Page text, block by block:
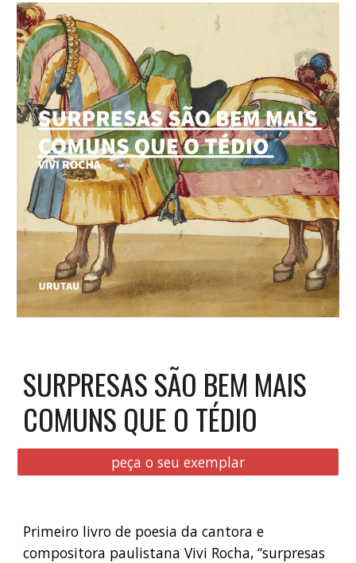
SURPRESAS SÃO BEM MAIS
COMUNS QUE O TÉDIO
peça o seu exemplar
Primeiro livro de poesia da cantora e
compositora paulistana Vivi Rocha, “surpresas